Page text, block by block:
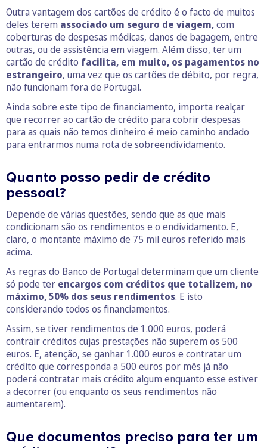
Outra vantagem dos cartões de crédito é o facto de muitos
deles terem associado um seguro de viagem,com
coberturas de despesas médicas, danos de bagagem, entre
outras, ou de assistência em viagem. Além disso, ter um
cartão de crédito facilita, em muito, os pagamentos no
estrangeiro, uma vez que os cartões de débito, por regra,
não funcionam fora de Portugal.
Ainda sobre este tipo de financiamento, importa realçar
que recorrer ao cartão de crédito para cobrir despesas
para as quais não temos dinheiro é meio caminho andado
para entrarmos numa rota de sobreendividamento.
Quanto posso pedir de crédito
pessoal?
Depende de várias questões, sendo que as que mais
condicionam são os rendimentos e o endividamento. E,
claro, o montante máximo de 75 mil euros referido mais
acima.
As regras do Banco de Portugal determinam que um cliente
só pode ter encargos com créditos que totalizem, no
máximo, 50% dos seus rendimentos. E isto
considerando todos os financiamentos.
Assim, se tiver rendimentos de 1.000 euros, poderá
contrair créditos cujas prestações não superem os 500
euros. E, atenção, se ganhar 1.000 euros e contratar um
crédito que corresponda a 500 euros por mês já não
poderá contratar mais crédito algum enquanto esse estiver
a decorrer (ou enquanto os seus rendimentos não
aumentarem).
Que documentos preciso para ter um